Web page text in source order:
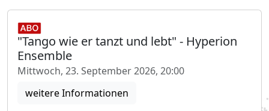
"Tango wie er tanzt und lebt" - Hyperion
Ensemble
Mittwoch, 23. September 2026, 20:00
weitere Informationen